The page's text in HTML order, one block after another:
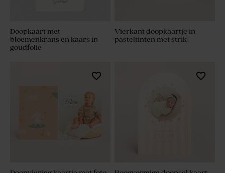
Doopkaart met
bloemenkrans en kaars in
goudfolie
Vierkant doopkaartje in
pasteltinten met strik